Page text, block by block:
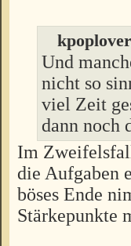
Und
nicht so
viel Zeit
dann noch
Im
die Aufgaben
böses Ende
Stärkepunkte